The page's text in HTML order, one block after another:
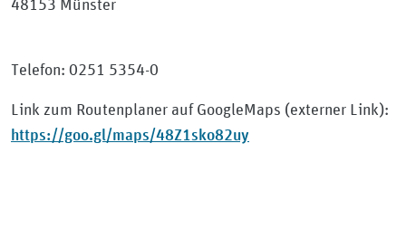
48153 Münster
Telefon: 0251 5354-0
Link zum Routenplaner auf GoogleMaps (externer Link):
https://goo.gl/maps/48Z1sko82uy